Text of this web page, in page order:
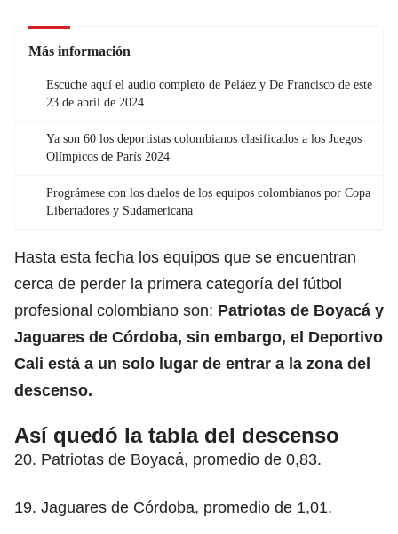
Más información
Escuche aquí el audio completo de Peláez y De Francisco de este
23 de abril de 2024
Ya son 60 los deportistas colombianos clasificados a los Juegos
Olímpicos de París 2024
Prográmese con los duelos de los equipos colombianos por Copa
Libertadores y Sudamericana
Hasta esta fecha los equipos que se encuentran
cerca de perder la primera categoría del fútbol
profesional colombiano son: Patriotas de Boyacá y
Jaguares de Córdoba, sin embargo, el Deportivo
Cali está a un solo lugar de entrar a la zona del
descenso.
Así quedó la tabla del descenso
20. Patriotas de Boyacá, promedio de 0,83.
19. Jaguares de Córdoba, promedio de 1,01.